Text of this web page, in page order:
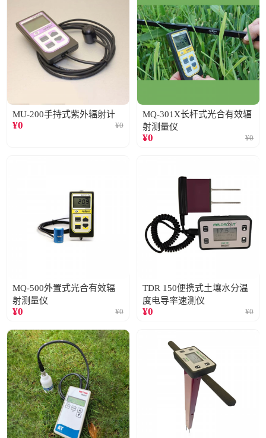
MU-200手持式紫外辐射计
¥0 ¥0
MQ-301X长杆式光合有效辐
射测量仪
¥0 ¥0
MQ-500外置式光合有效辐
射测量仪
¥0 ¥0
TDR 150便携式土壤水分温
度电导率速测仪
¥0 ¥0